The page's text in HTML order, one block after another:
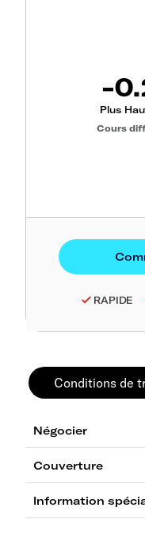
-
Plus
Cours
RAPIDE
Conditions de